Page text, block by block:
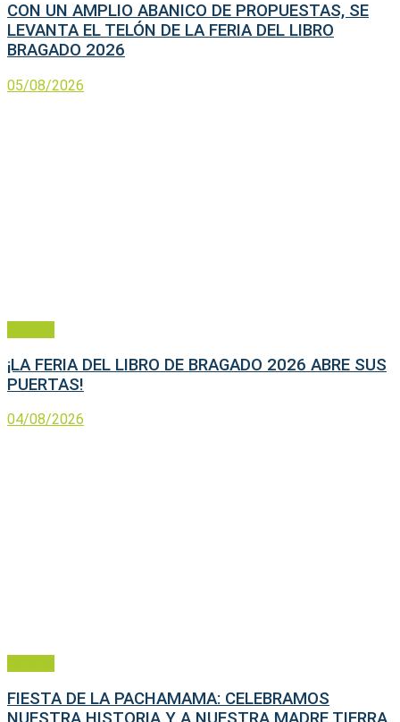
CON UN AMPLIO ABANICO DE PROPUESTAS, SE
LEVANTA EL TELÓN DE LA FERIA DEL LIBRO
BRAGADO 2026
05/08/2026
¡LA FERIA DEL LIBRO DE BRAGADO 2026 ABRE SUS
PUERTAS!
04/08/2026
FIESTA DE LA PACHAMAMA: CELEBRAMOS